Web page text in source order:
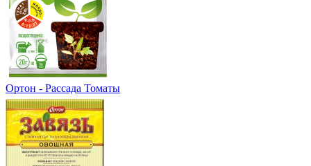
Ортон - Рассада Томаты